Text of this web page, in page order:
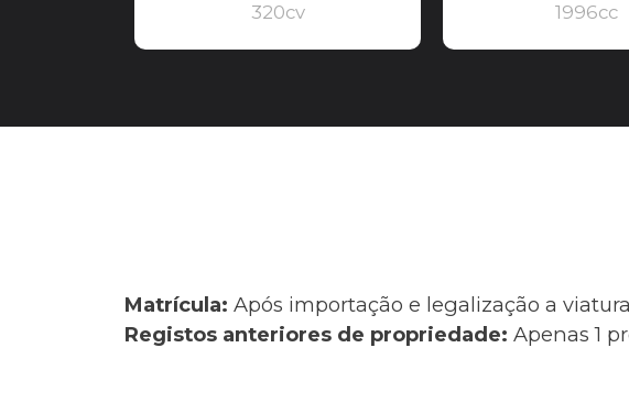
320cv 1996cc
Matrícula: Após importação e legalização a
Registos anteriores de propriedade: Apenas 1